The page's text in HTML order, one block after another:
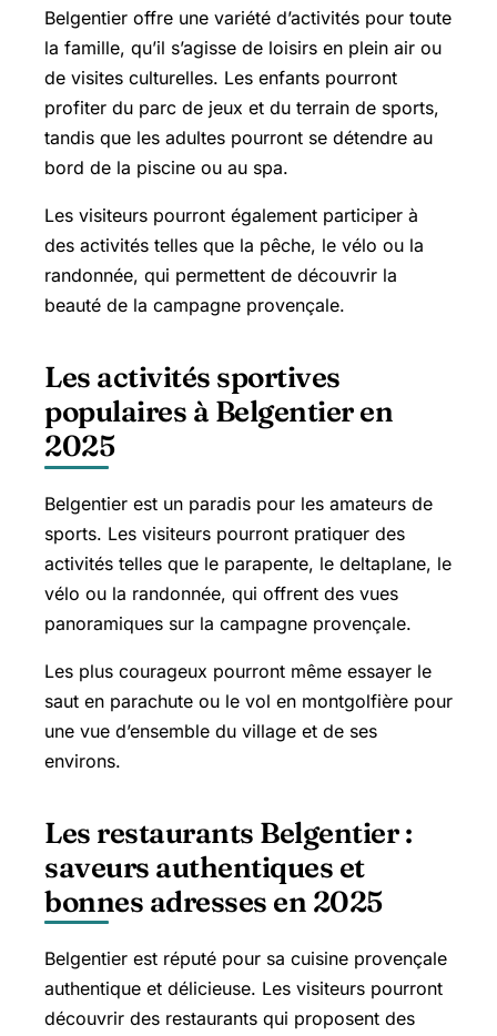
Belgentier offre une variété d’activités pour toute
la famille, qu’il s’agisse de loisirs en plein air ou
de visites culturelles. Les enfants pourront
profiter du parc de jeux et du terrain de sports,
tandis que les adultes pourront se détendre au
bord de la piscine ou au spa.
Les visiteurs pourront également participer à
des activités telles que la pêche, le vélo ou la
randonnée, qui permettent de découvrir la
beauté de la campagne provençale.
Les activités sportives
populaires à Belgentier en
2025
Belgentier est un paradis pour les amateurs de
sports. Les visiteurs pourront pratiquer des
activités telles que le parapente, le deltaplane, le
vélo ou la randonnée, qui offrent des vues
panoramiques sur la campagne provençale.
Les plus courageux pourront même essayer le
saut en parachute ou le vol en montgolfière pour
une vue d’ensemble du village et de ses
environs.
Les restaurants Belgentier :
saveurs authentiques et
bonnes adresses en 2025
Belgentier est réputé pour sa cuisine provençale
authentique et délicieuse. Les visiteurs pourront
découvrir des restaurants qui proposent des